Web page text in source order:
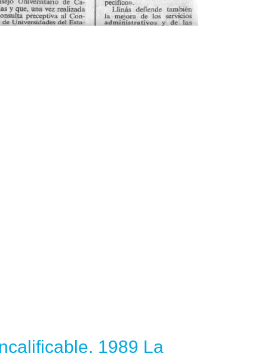
1989 La